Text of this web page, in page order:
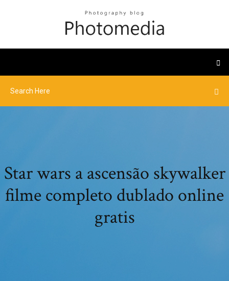
Star wars a ascensão skywalker
filme completo dublado online
gratis